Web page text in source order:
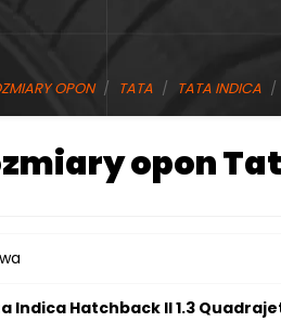
OPON TATA TATA INDICA
opon
Indica Hatchback II 1.3